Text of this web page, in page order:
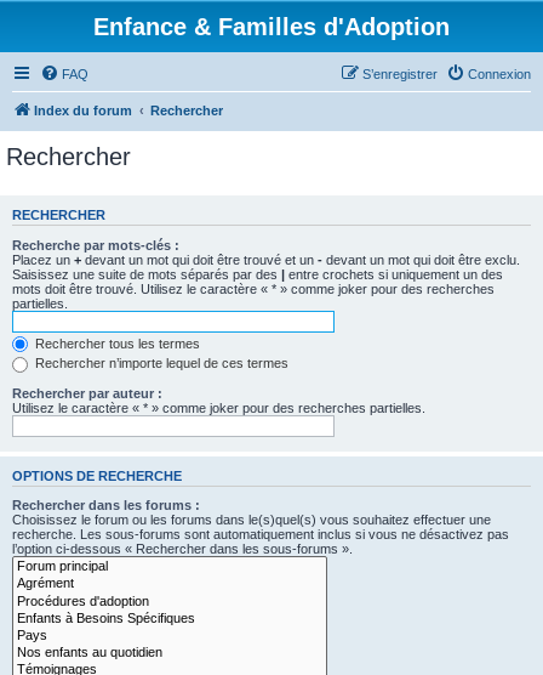
Enfance & Familles d'Adoption
FAQ Connexion
S’enregistrer
Index du forum Rechercher
Rechercher
RECHERCHER
Recherche par mots-clés :
Placez un + devant un mot qui doit être trouvé et un - devant un mot qui doit être exclu.
Saisissez une suite de mots séparés par des | entre crochets si uniquement un des
mots doit être trouvé. Utilisez le caractère « * » comme joker pour des recherches
partielles.
Rechercher tous les termes
Rechercher n’importe lequel de ces termes
Rechercher par auteur :
Utilisez le caractère « * » comme joker pour des recherches partielles.
OPTIONS DE RECHERCHE
Rechercher dans les forums :
Choisissez le forum ou les forums dans le(s)quel(s) vous souhaitez effectuer une
recherche. Les sous-forums sont automatiquement inclus si vous ne désactivez pas
l’option ci-dessous « Rechercher dans les sous-forums ».